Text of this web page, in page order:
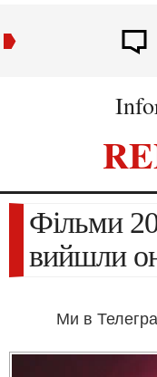
Фільми 2024, які вже
вийшли
Ми в